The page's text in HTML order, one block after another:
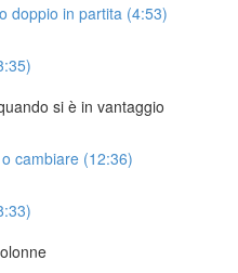
doppio in partita (4:53)
si è in vantaggio
cambiare (12:36)